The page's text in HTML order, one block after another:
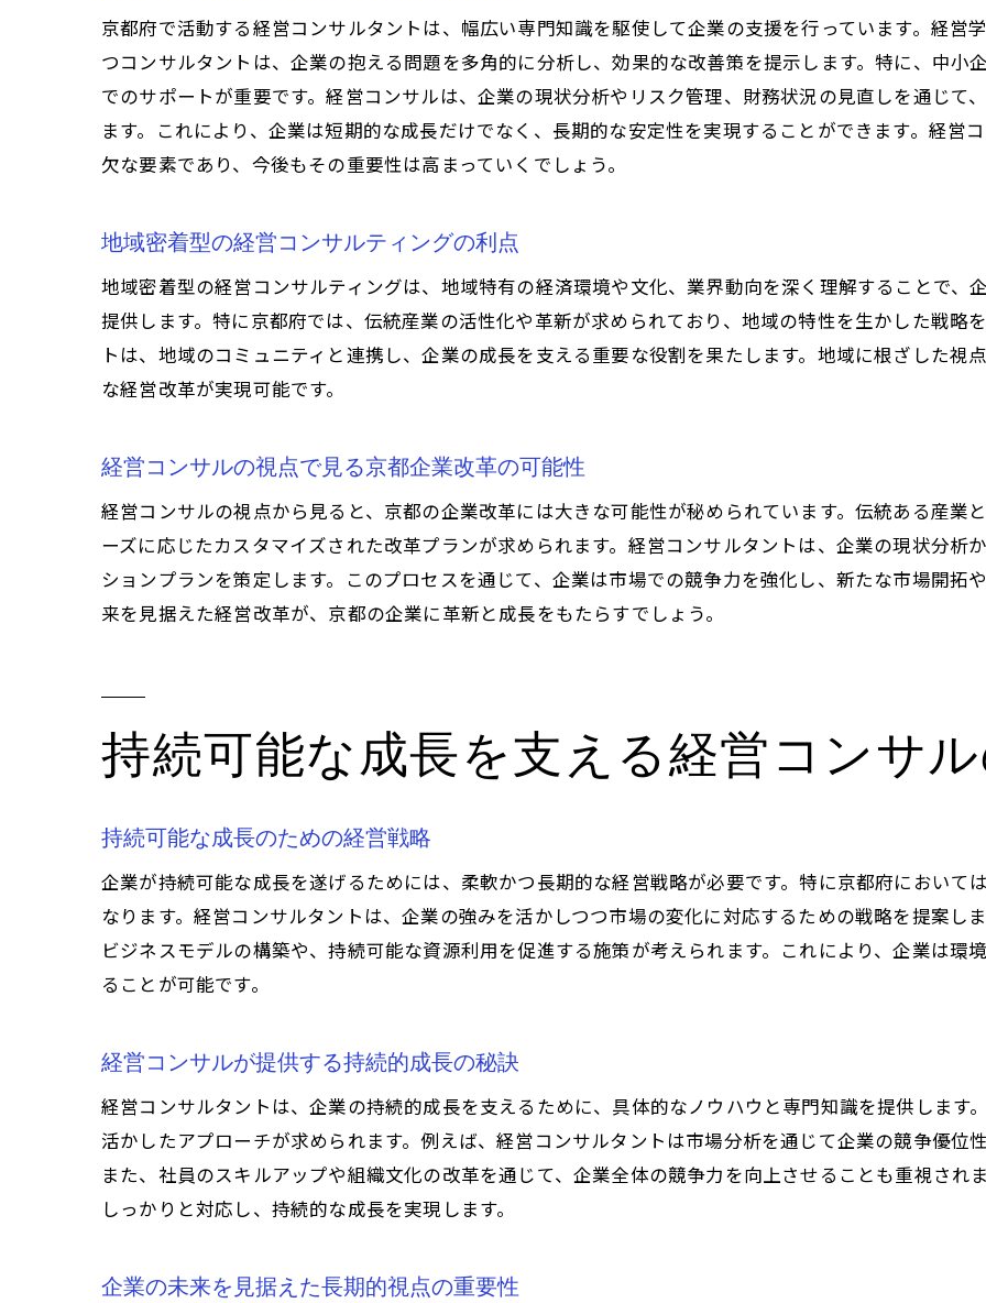
業績改善のための具体的なアクションプラン
経営コンサルが提供するパフォーマンス向上策
京都企業の業績向上を実現するためのサポート
経営コンサルが提案する業績向上プログラム
経営戦略の柔軟性がもたらす変革の力
適切な戦略見直しがもたらす効果
京都企業を成長させる経営コンサルの秘訣
成長を促進するコンサルティングの技法
京都企業に合った成長スタイルの提案
経営コンサルが提言する成長戦略の実践
成長を支える経営コンサルの専門知識
企業改革の鍵を握る経営コンサル京都の実例
実例に学ぶ経営改革の成功要因
実例から学ぶ経営改革のプロセス
成功事例で見る経営コンサルの役割
成果を上げた経営改革実例分析
京都府で活動する経営コンサルタントは、幅広い専門知識を駆使して企業の支援を行っています。経営
つコンサルタントは、企業の抱える問題を多角的に分析し、効果的な改善策を提示します。特に、中小
でのサポートが重要です。経営コンサルは、企業の現状分析やリスク管理、財務状況の見直しを通じて
ます。これにより、企業は短期的な成長だけでなく、長期的な安定性を実現することができます。経営
欠な要素であり、今後もその重要性は高まっていくでしょう。
地域密着型の経営コンサルティングの利点
地域密着型の経営コンサルティングは、地域特有の経済環境や文化、業界動向を深く理解することで、
提供します。特に京都府では、伝統産業の活性化や革新が求められており、地域の特性を生かした戦略
トは、地域のコミュニティと連携し、企業の成長を支える重要な役割を果たします。地域に根ざした視
な経営改革が実現可能です。
経営コンサルの視点で見る京都企業改革の可能性
経営コンサルの視点から見ると、京都の企業改革には大きな可能性が秘められています。伝統ある産業
ーズに応じたカスタマイズされた改革プランが求められます。経営コンサルタントは、企業の現状分析
ションプランを策定します。このプロセスを通じて、企業は市場での競争力を強化し、新たな市場開拓
来を見据えた経営改革が、京都の企業に革新と成長をもたらすでしょう。
持続可能な成長を支える経営コンサ
持続可能な成長のための経営戦略
企業が持続可能な成長を遂げるためには、柔軟かつ長期的な経営戦略が必要です。特に京都府において
なります。経営コンサルタントは、企業の強みを活かしつつ市場の変化に対応するための戦略を提案し
ビジネスモデルの構築や、持続可能な資源利用を促進する施策が考えられます。これにより、企業は環
ることが可能です。
経営コンサルが提供する持続的成長の秘訣
経営コンサルタントは、企業の持続的成長を支えるために、具体的なノウハウと専門知識を提供します
活かしたアプローチが求められます。例えば、経営コンサルタントは市場分析を通じて企業の競争優位
また、社員のスキルアップや組織文化の改革を通じて、企業全体の競争力を向上させることも重視され
しっかりと対応し、持続的な成長を実現します。
企業の未来を見据えた長期的視点の重要性